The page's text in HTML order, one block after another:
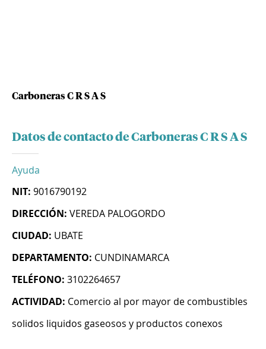
Carboneras C R S A S
Datos de contacto de Carboneras C R S A S
Ayuda
NIT: 9016790192
DIRECCIÓN: VEREDA PALOGORDO
CIUDAD: UBATE
DEPARTAMENTO: CUNDINAMARCA
TELÉFONO: 3102264657
ACTIVIDAD: Comercio al por mayor de combustibles
solidos liquidos gaseosos y productos conexos